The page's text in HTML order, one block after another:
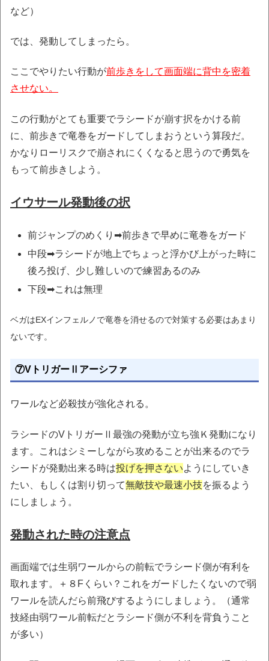
など）
では、発動してしまったら。
ここでやりたい行動が前歩きをして画面端に背中を密着
させない。
この行動がとても重要でラシードが崩す択をかける前
に、前歩きで竜巻をガードしてしまおうという算段だ。
かなりローリスクで崩されにくくなると思うので勇気を
もって前歩きしよう。
イウサール発動後の択
前ジャンプのめくり➡前歩きで早めに竜巻をガード
中段➡ラシードが地上でちょっと浮かび上がった時に
後ろ投げ、少し難しいので練習あるのみ
下段➡これは無理
ベガはEXインフェルノで竜巻を消せるので対策する必要はあまり
ないです。
⑦VトリガーⅡアーシファ
ワールなど必殺技が強化される。
ラシードのVトリガーⅡ最強の発動が立ち強Ｋ発動になり
ます。これはシミーしながら攻めることが出来るのでラ
シードが発動出来る時は投げを押さないようにしていき
たい、もしくは割り切って無敵技や最速小技を振るよう
にしましょう。
発動された時の注意点
画面端では生弱ワールからの前転でラシード側が有利を
取れます。＋８Fくらい？これをガードしたくないので弱
ワールを読んだら前飛びするようにしましょう。（通常
技経由弱ワール前転だとラシード側が不利を背負うこと
が多い）